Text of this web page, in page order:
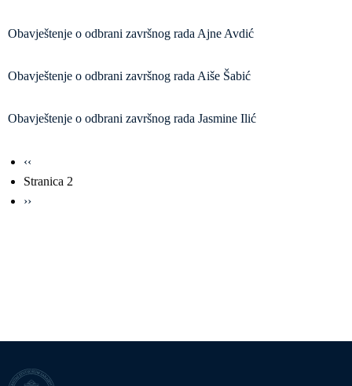
Obavještenje o odbrani završnog rada Ajne Avdić
Obavještenje o odbrani završnog rada Aiše Šabić
Obavještenje o odbrani završnog rada Jasmine Ilić
Obilježavanje
strana
Prethodna
stranica
‹‹
Stranica 2
Sljedeća
››